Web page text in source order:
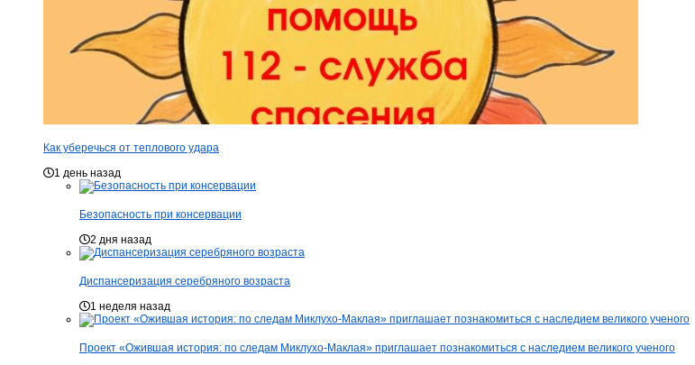
Как уберечься от теплового удара
1 день назад
Безопасность при консервации
2 дня назад
Диспансеризация серебряного возраста
1 неделя назад
Проект «Ожившая история: по следам Миклухо-Маклая» приглашает познакомиться с наследием великого ученого